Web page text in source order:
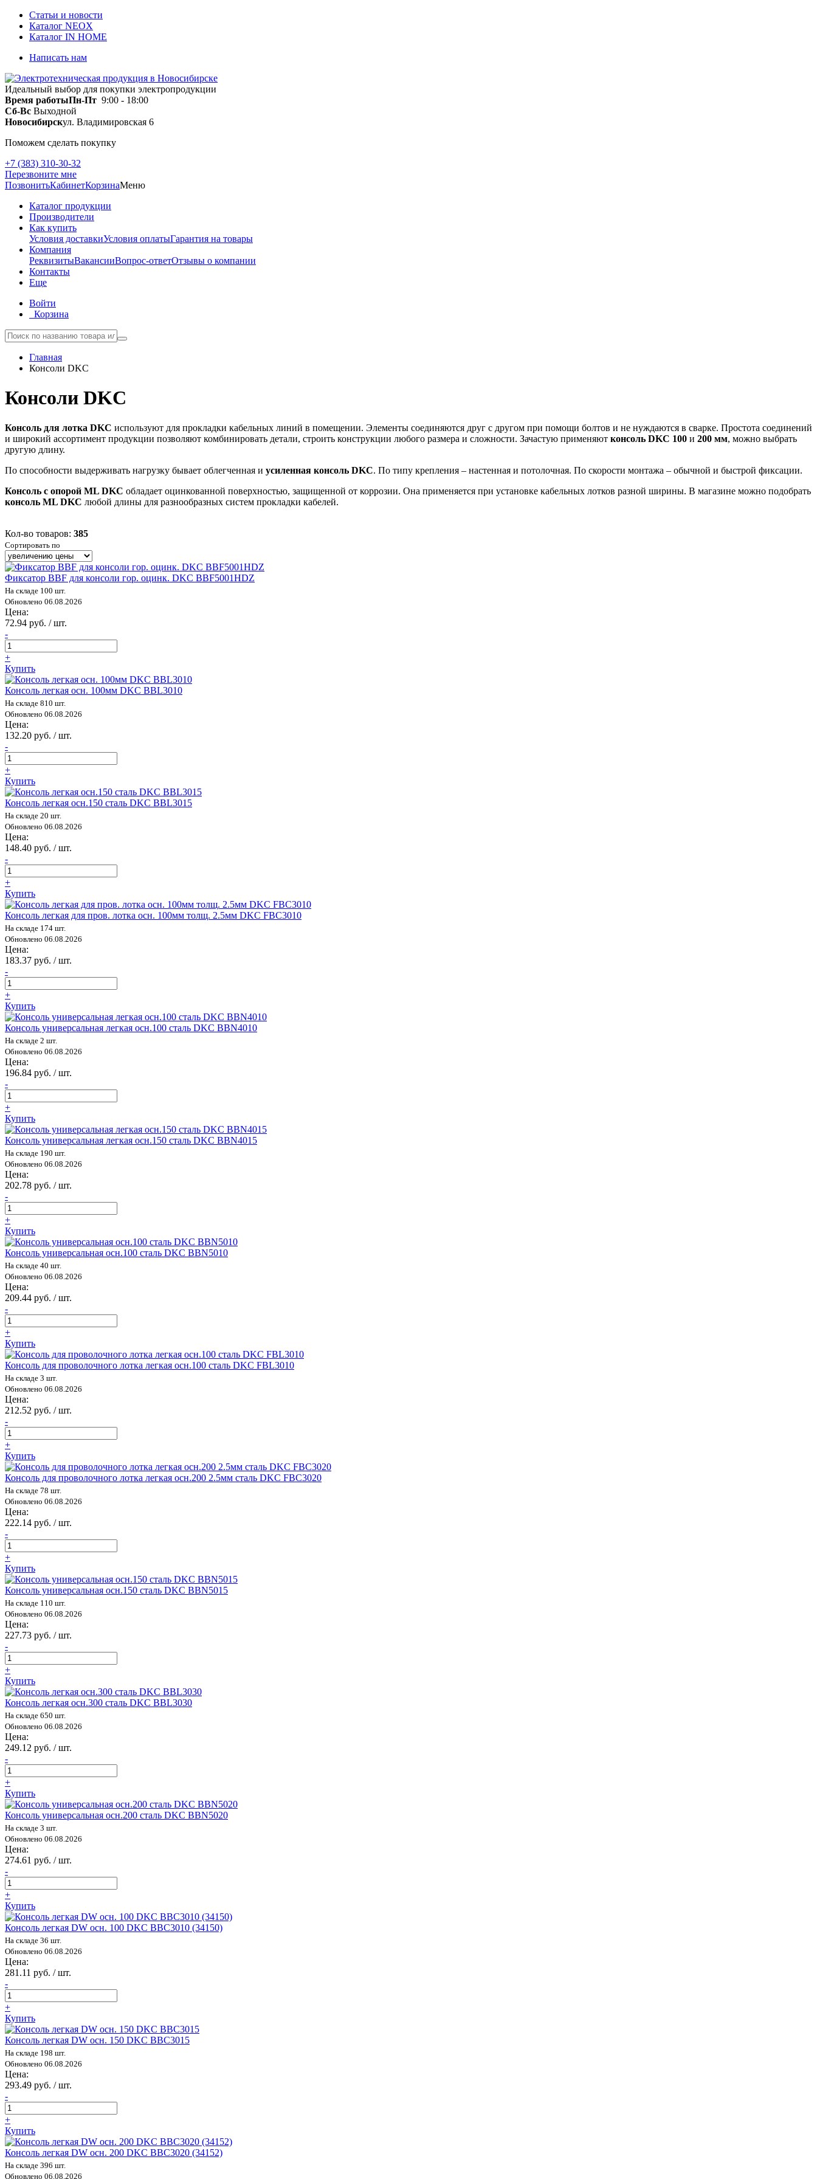
Статьи и новости
Каталог NEOX
Каталог IN HOME
Написать нам
Идеальный выбор для покупки электропродукции
Время работыПн-Пт 9:00 - 18:00
Сб-Вс Выходной
Новосибирскул. Владимировская 6
Поможем сделать покупку
+7 (383) 310-30-32
Перезвоните мне
ПозвонитьКабинетКорзинаМеню
Каталог продукции
Производители
Как купить
Условия доставкиУсловия оплатыГарантия на товары
Компания
РеквизитыВакансииВопрос-ответОтзывы о компании
Контакты
Еще
Войти
Корзина
Главная
Консоли DKC
Консоли DKC
Консоль для лотка DKC используют для прокладки кабельных линий в помещении. Элементы соединяются друг с другом при помощи болтов и не нуждаются в сварке. Простота соединений
и широкий ассортимент продукции позволяют комбинировать детали, строить конструкции любого размера и сложности. Зачастую применяют консоль DKC 100 и 200 мм, можно выбрать
другую длину.
По способности выдерживать нагрузку бывает облегченная и усиленная консоль DKC. По типу крепления – настенная и потолочная. По скорости монтажа – обычной и быстрой фиксации.
Консоль с опорой ML DKC обладает оцинкованной поверхностью, защищенной от коррозии. Она применяется при установке кабельных лотков разной ширины. В магазине можно подобрать
консоль ML DKC любой длины для разнообразных систем прокладки кабелей.
Кол-во товаров: 385
Сортировать по
Фиксатор BBF для консоли гор. оцинк. DKC BBF5001HDZ
На складе 100 шт.
Обновлено 06.08.2026
Цена:
72.94 руб. / шт.
-
+
Купить
Консоль легкая осн. 100мм DKC BBL3010
На складе 810 шт.
Обновлено 06.08.2026
Цена:
132.20 руб. / шт.
-
+
Купить
Консоль легкая осн.150 сталь DKC BBL3015
На складе 20 шт.
Обновлено 06.08.2026
Цена:
148.40 руб. / шт.
-
+
Купить
Консоль легкая для пров. лотка осн. 100мм толщ. 2.5мм DKC FBC3010
На складе 174 шт.
Обновлено 06.08.2026
Цена:
183.37 руб. / шт.
-
+
Купить
Консоль универсальная легкая осн.100 сталь DKC BBN4010
На складе 2 шт.
Обновлено 06.08.2026
Цена:
196.84 руб. / шт.
-
+
Купить
Консоль универсальная легкая осн.150 сталь DKC BBN4015
На складе 190 шт.
Обновлено 06.08.2026
Цена:
202.78 руб. / шт.
-
+
Купить
Консоль универсальная осн.100 сталь DKC BBN5010
На складе 40 шт.
Обновлено 06.08.2026
Цена:
209.44 руб. / шт.
-
+
Купить
Консоль для проволочного лотка легкая осн.100 сталь DKC FBL3010
На складе 3 шт.
Обновлено 06.08.2026
Цена:
212.52 руб. / шт.
-
+
Купить
Консоль для проволочного лотка легкая осн.200 2.5мм сталь DKC FBC3020
На складе 78 шт.
Обновлено 06.08.2026
Цена:
222.14 руб. / шт.
-
+
Купить
Консоль универсальная осн.150 сталь DKC BBN5015
На складе 110 шт.
Обновлено 06.08.2026
Цена:
227.73 руб. / шт.
-
+
Купить
Консоль легкая осн.300 сталь DKC BBL3030
На складе 650 шт.
Обновлено 06.08.2026
Цена:
249.12 руб. / шт.
-
+
Купить
Консоль универсальная осн.200 сталь DKC BBN5020
На складе 3 шт.
Обновлено 06.08.2026
Цена:
274.61 руб. / шт.
-
+
Купить
Консоль легкая DW осн. 100 DKC BBC3010 (34150)
На складе 36 шт.
Обновлено 06.08.2026
Цена:
281.11 руб. / шт.
-
+
Купить
Консоль легкая DW осн. 150 DKC BBC3015
На складе 198 шт.
Обновлено 06.08.2026
Цена:
293.49 руб. / шт.
-
+
Купить
Консоль легкая DW осн. 200 DKC BBC3020 (34152)
На складе 396 шт.
Обновлено 06.08.2026